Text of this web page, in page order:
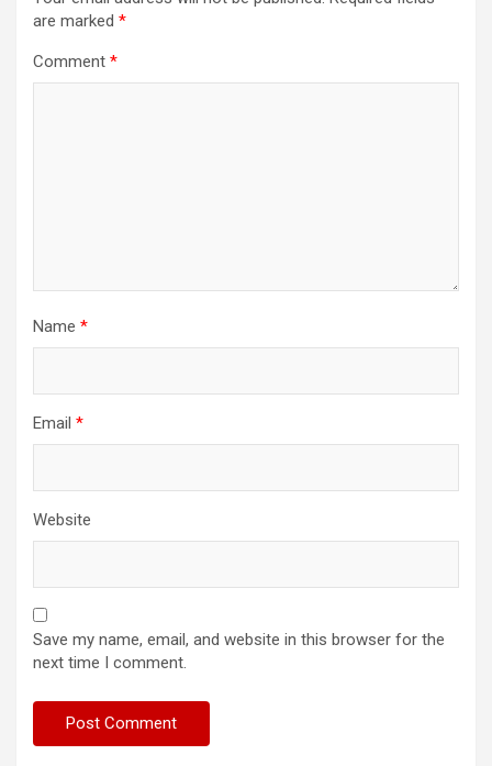
are marked *
Comment *
Name *
Email *
Website
Save my name, email, and website in this browser for the
next time I comment.